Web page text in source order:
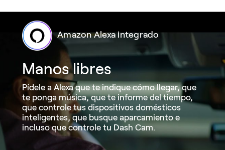
Amazon Alexa integrado
Manos libres
Pídele a Alexa que te indique cómo llegar, que
te ponga música, que te informe del tiempo,
que controle tus dispositivos domésticos
inteligentes, que busque aparcamiento e
incluso que controle tu Dash Cam.